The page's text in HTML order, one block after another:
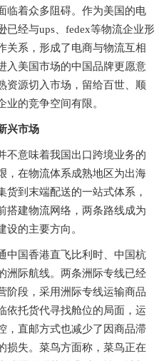
临着众多阻碍。作为美国的电
已经与ups、fedex等物流企业形
关系，形成了电商与物流互相
入美国市场的中国品牌更愿意
资源切入市场，留给百世、顺
业的竞争空间有限。
兴市场
不意味着我国出口跨境业务的
，在物流体系成熟地区为出海
货到末端配送的一站式体系，
搭建物流网络，两条路线成为
设的主要方向。
中国香港直飞比利时、中国杭
洲际航线。两条洲际专线已经
阶段，采用洲际专线运输商品
依托货代寻找舱位的局面，运
，直邮方式也减少了因商品滞
损失。菜鸟方面称，菜鸟正在